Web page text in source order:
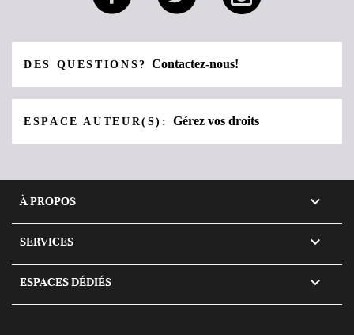
DES QUESTIONS?Contactez-nous!
ESPACE AUTEUR(S):Gérez vos droits
À PROPOS 
SERVICES 
ESPACES DÉDIÉS 